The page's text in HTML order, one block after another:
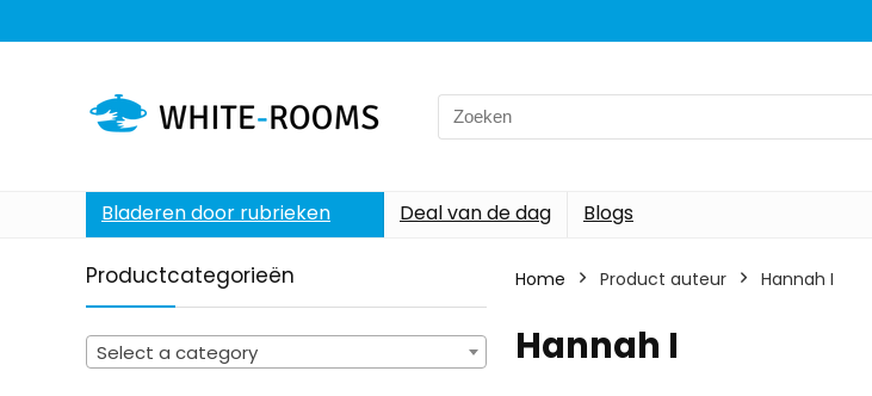
Search
for:
Bladeren door rubrieken Deal van de dag Blogs
Productcategorieën
Select a category
Home Product auteur Hannah I
Hannah I